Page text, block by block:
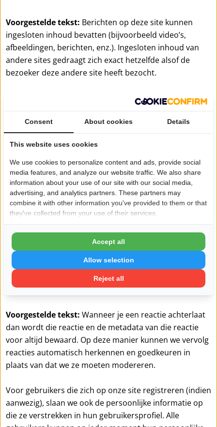
Voorgestelde tekst: Berichten op deze site kunnen
ingesloten inhoud bevatten (bijvoorbeeld video’s,
afbeeldingen, berichten, enz.). Ingesloten inhoud van
andere sites gedraagt zich exact hetzelfde alsof de
bezoeker deze andere site heeft bezocht.
Deze sites kunnen gegevens over je verzamelen,
cookies gebruiken, extra tracking van derde partijen
insluiten en je interactie met deze ingesloten inhoud
monitoren, inclusief het vastleggen van de interactie
met ingesloten inhoud als je een account hebt en
ingelogd bent op die site.
Met wie we je gegevens delen
Voorgestelde tekst:Als je een wachtwoord reset
aanvraagt, wordt je IP-adres opgenomen in de reset e-
Hoelang we je gegevens
bewaren
Voorgestelde tekst: Wanneer je een reactie achterlaat
dan wordt die reactie en de metadata van die reactie
voor altijd bewaard. Op deze manier kunnen we vervolg
reacties automatisch herkennen en goedkeuren in
plaats van dat we ze moeten modereren.
Voor gebruikers die zich op onze site registreren (indien
aanwezig), slaan we ook de persoonlijke informatie op
die ze verstrekken in hun gebruikersprofiel. Alle
Consent About cookies Details
This website uses cookies
We use cookies to personalize content and ads, provide social
media features, and analyze our website traffic. We also share
information about your use of our site with our social media,
advertising, and analytics partners. These partners may
combine it with other information you've provided to them or that
they've collected from your use of their services.
Reject all
Allow selection
Accept all